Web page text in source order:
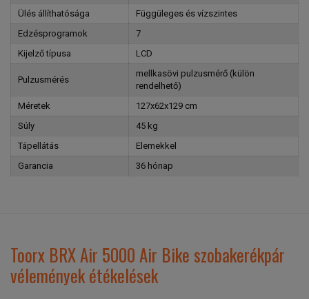
Ülés állíthatósága
Függüleges és vízszintes
Edzésprogramok
7
Kijelző típusa
LCD
Pulzusmérés
mellkasövi pulzusmérő (külön
rendelhető)
Méretek
127x62x129 cm
Súly
45 kg
Tápellátás
Elemekkel
Garancia
36 hónap
Toorx BRX Air 5000 Air Bike szobakerékpár
vélemények étékelések